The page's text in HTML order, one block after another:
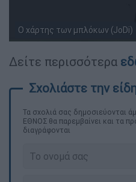
Ο χάρτης των μπλόκων (JoDi)
Δείτε περισσότερα
Τα σχολιά σας δημοσιεύονται
ΕΘΝΟΣ θα παρεμβαίνει και τα
διαγράφονται